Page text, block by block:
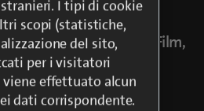
con tutta la famiglia. Film,
amati, documentari
I tipi di cookie
scopi (statistiche,
del sito,
per i visitatori
viene effettuato alcun
dati corrispondente.